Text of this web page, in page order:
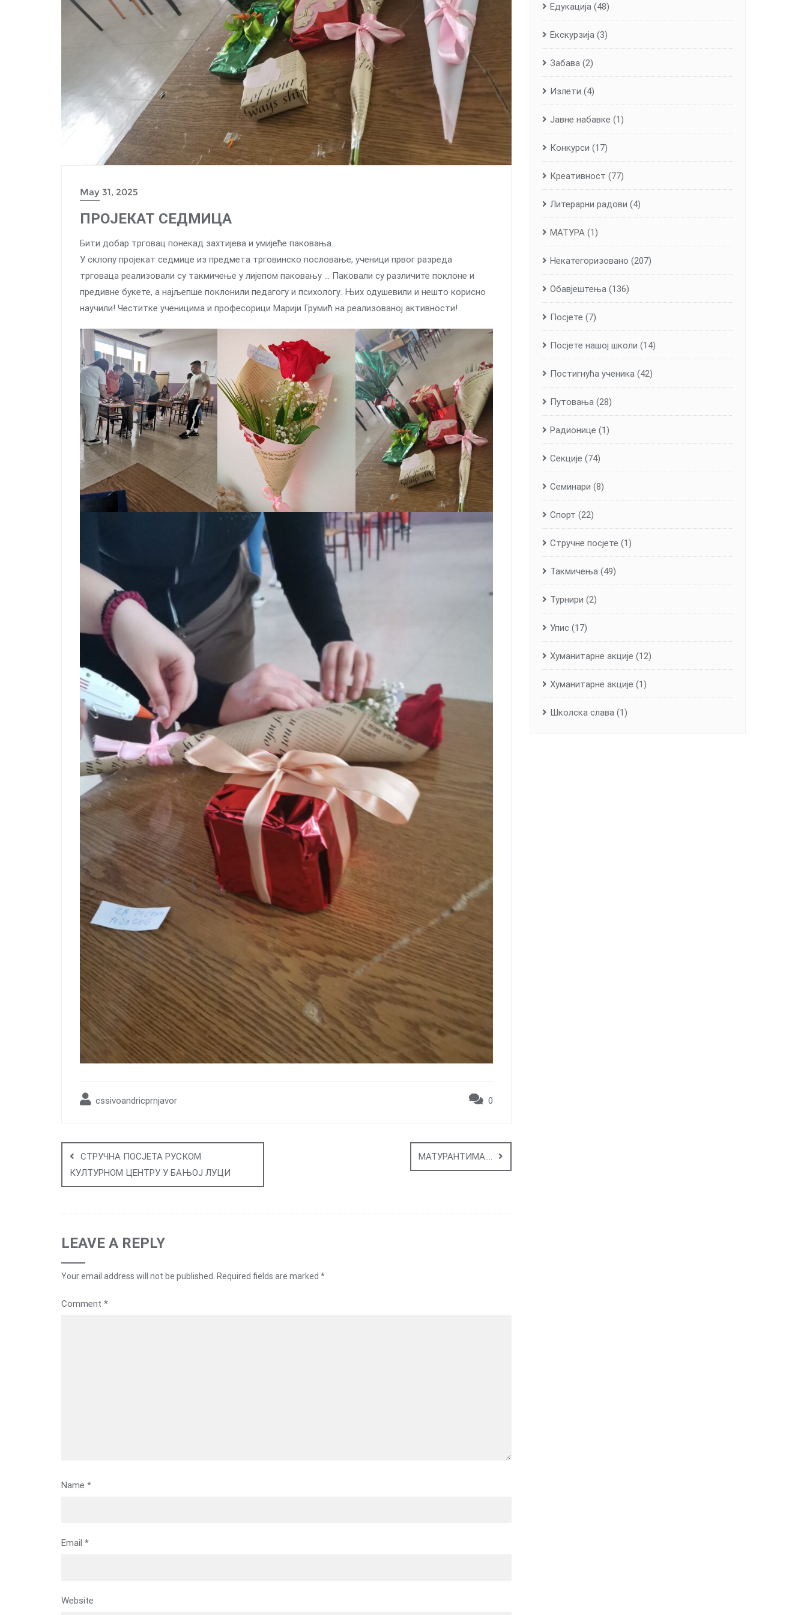
May 31, 2025
ПРОЈЕКАТ СЕДМИЦА
Бити добар трговац понекад захтијева и умијеће паковања…
У склопу пројекат седмице из предмета трговинско пословање, ученици првог разреда
трговаца реализовали су такмичење у лијепом паковању … Паковали су различите поклоне и
предивне букете, а најљепше поклонили педагогу и психологу. Њих одушевили и нешто корисно
научили! Честитке ученицима и професорици Марији Грумић на реализованој активности!
cssivoandricprnjavor 0
navigation
СТРУЧНА ПОСЈЕТА РУСКОМ
КУЛТУРНОМ ЦЕНТРУ У БАЊОЈ ЛУЦИ
МАТУРАНТИМА….
LEAVE A REPLY
Your email address will not be published. Required fields are marked *
Comment *
Name *
Email *
Website
Едукација (48)
Екскурзија (3)
Забава (2)
Излети (4)
Јавне набавке (1)
Конкурси (17)
Креативност (77)
Литерарни радови (4)
МАТУРА (1)
Некатегоризовано (207)
Обавјештења (136)
Посјете (7)
Посјете нашој школи (14)
Постигнућа ученика (42)
Путовања (28)
Радионице (1)
Секције (74)
Семинари (8)
Спорт (22)
Стручне посјете (1)
Такмичења (49)
Турнири (2)
Упис (17)
Хуманитарне aкције (12)
Хуманитарне акције (1)
Школска слава (1)